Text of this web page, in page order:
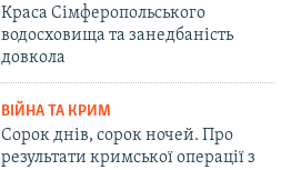
Краса Сімферопольського
водосховища та занедбаність
довкола
ВІЙНА ТА КРИМ
Сорок днів, сорок ночей. Про
результати кримської операції з